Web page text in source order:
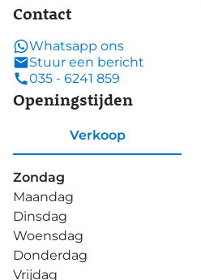
Contact
Whatsapp ons
Stuur een bericht
035 - 6241 859
Openingstijden
Verkoop
Zondag
Maandag
Dinsdag
Woensdag
Donderdag
Vrijdag